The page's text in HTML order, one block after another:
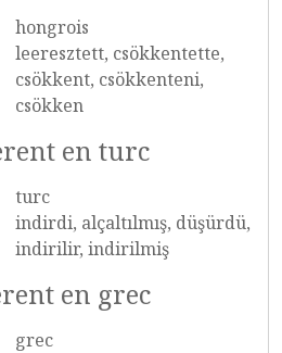
hongrois
leeresztett, csökkentette,
csökkent, csökkenteni,
csökken
en turc
turc
indirdi, alçaltılmış, düşürdü,
indirilir, indirilmiş
en grec
grec